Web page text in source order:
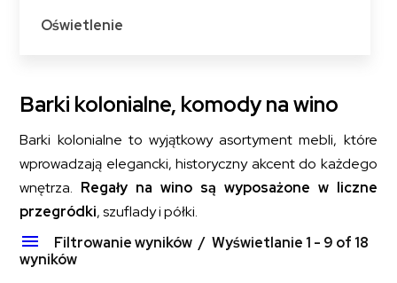
Oświetlenie
Barki kolonialne, komody na wino
Barki kolonialne to wyjątkowy asortyment mebli, które
wprowadzają elegancki, historyczny akcent do każdego
wnętrza. Regały na wino są wyposażone w liczne
przegródki, szuflady i półki.
Filtrowanie wyników
Wyświetlanie 1 - 9 of 18
wyników